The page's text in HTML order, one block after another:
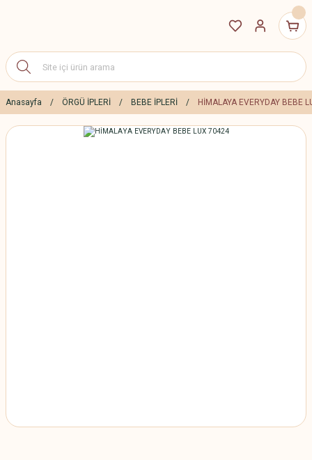
Anasayfa ÖRGÜ İPLERİ BEBE İPLERİ HİMALAYA EVERYDAY BEBE